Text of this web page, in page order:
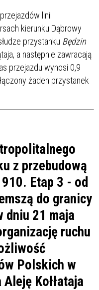
linii
kierunku Dąbrowy
przystanku Będzin
a następnie zawracają
przejazdu wynosi 0,9
żaden przystanek
z przebudową
Etap 3 - od
do granicy
dniu 21 maja
ruchu
Polskich w
Kołłataja